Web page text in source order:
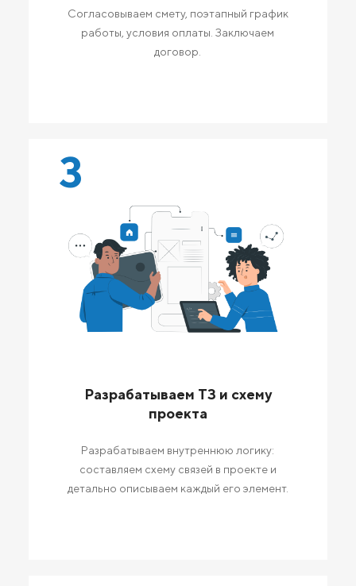
Согласовываем смету, поэтапный график
работы, условия оплаты. Заключаем
договор.
3
Разрабатываем ТЗ и схему
проекта
Разрабатываем внутреннюю логику:
составляем схему связей в проекте и
детально описываем каждый его элемент.